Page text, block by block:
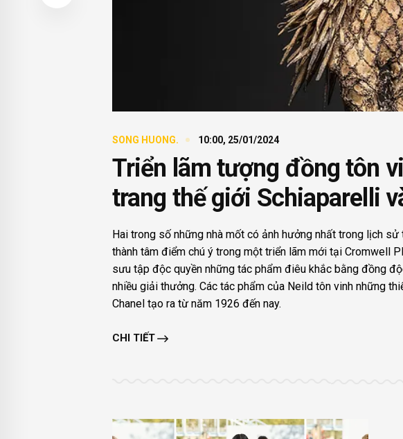
SONG HUONG. 10:00, 25/01/2024
Triển lãm tượng đồng tôn
trang thế giới Schiaparelli
Hai trong số những nhà mốt có ảnh hưởng nhất trong lịch
thành tâm điểm chú ý trong một triển lãm mới tại Cromwell
sưu tập độc quyền những tác phẩm điêu khắc bằng đồng
nhiều giải thưởng. Các tác phẩm của Neild tôn vinh những
Chanel tạo ra từ năm 1926 đến nay.
CHI TIẾT